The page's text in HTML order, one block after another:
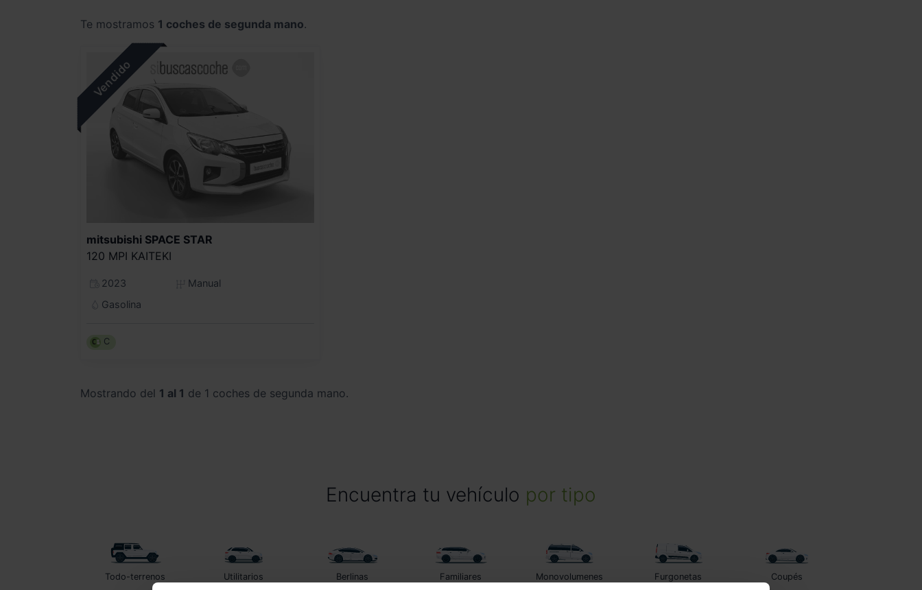
Te mostramos 1 coches de segunda mano.
mitsubishi SPACE STAR
120 MPI KAITEKI
2023
Manual
Gasolina
C
Mostrando del 1 al 1 de 1 coches de segunda mano.
Encuentra tu vehículo por tipo
Todo-terrenos Utilitarios Berlinas Familiares Monovolumenes Furgonetas Coupés